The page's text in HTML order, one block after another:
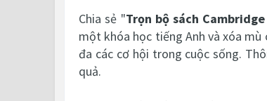
Chia sẻ "Trọn bộ sách
một khóa học tiếng Anh và xóa
đa các cơ hội trong cuộc sống.
quả.